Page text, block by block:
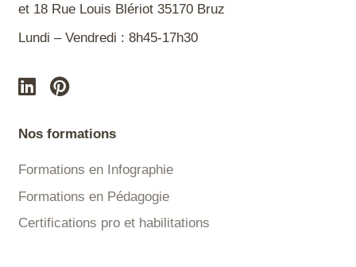
et 18 Rue Louis Blériot 35170 Bruz
Lundi – Vendredi : 8h45-17h30
Nos formations
Formations en Infographie
Formations en Pédagogie
Certifications pro et habilitations